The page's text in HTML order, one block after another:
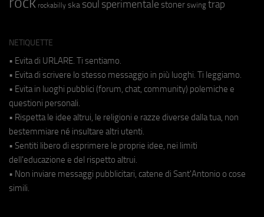
rockabilly ska soul sperimentale stoner swing trap
NETIQUETTE
• Evita di URLARE. Ti sentiamo.
• Evita di scrivere lo stesso messaggio in più luoghi. Ti leggiamo.
• Evita in luoghi pubblici (forum, chat, community) polemiche e
questioni personali.
• Rispetta le idee altrui, le religioni e razze diverse dalla tua, non
bestemmiare né insultare altri utenti.
• Sentiti libero di esprimere le proprie idee, nei limiti
dell'educazione e del rispetto altrui.
• Non inviare messaggi pubblicitari, catene di Sant'Antonio o cose
simili.